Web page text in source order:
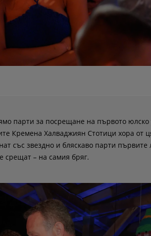
парти за посрещане на първото юлско
Кремена Халваджиян Стотици хора от
със звездно и бляскаво парти първите
срещат – на самия бряг.